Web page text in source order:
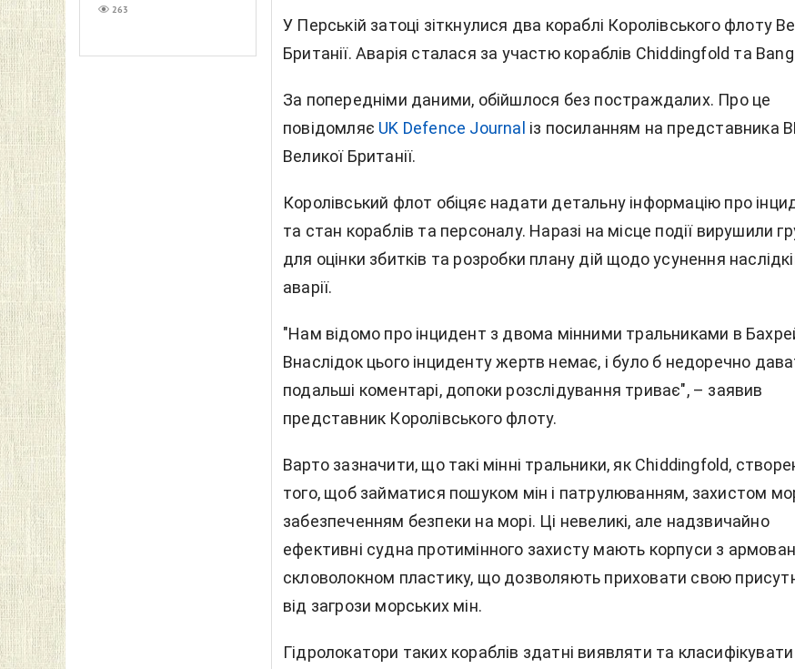
263
У Перській затоці зіткнулися два кораблі Королівського флоту
Британії. Аварія сталася за участю кораблів Chiddingfold та
За попередніми даними, обійшлося без постраждалих. Про це
повідомляє UK Defence Journal із посиланням на представника
Великої Британії.
Королівський флот обіцяє надати детальну інформацію про
та стан кораблів та персоналу. Наразі на місце події вирушили
для оцінки збитків та розробки плану дій щодо усунення
аварії.
"Нам відомо про інцидент з двома мінними тральниками в
Внаслідок цього інциденту жертв немає, і було б недоречно
подальші коментарі, допоки розслідування триває", – заявив
представник Королівського флоту.
Варто зазначити, що такі мінні тральники, як Chiddingfold,
того, щоб займатися пошуком мін і патрулюванням, захистом
забезпеченням безпеки на морі. Ці невеликі, але надзвичайно
ефективні судна протимінного захисту мають корпуси з
скловолокном пластику, що дозволяють приховати свою
від загрози морських мін.
Гідролокатори таких кораблів здатні виявляти та класифікувати